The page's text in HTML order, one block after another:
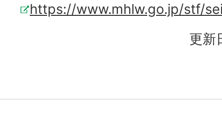
https://www.mhlw.go.jp/stf/
更新